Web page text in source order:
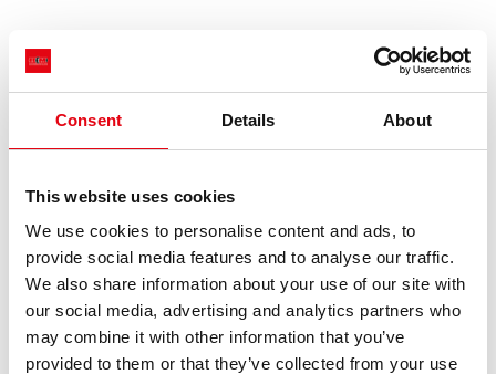
Consent Details About
This website uses cookies
We use cookies to personalise content and ads, to
provide social media features and to analyse our traffic.
We also share information about your use of our site with
our social media, advertising and analytics partners who
may combine it with other information that you’ve
provided to them or that they’ve collected from your use
Les systèmes à sertir de la Cantina Ferghettina, Notre histoire
cantina-ferghettina.aspx
Afin d'enrichir qualitativement le vin, ils ont breveté et créé une
bouteille « carrée » qui permet une surface de contact vin-levure
deux fois et demie supérieure à celle d'une bouteille ronde À
l'intérieur de la cave de Ferghettina, un système avec des systèmes
à sertir a été [...]